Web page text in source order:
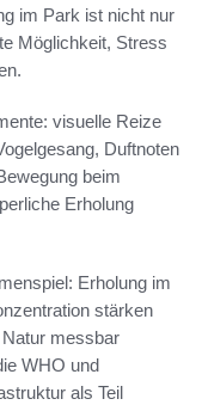
im Park ist nicht nur
Möglichkeit, Stress
visuelle Reize
Duftnoten
beim
Erholung
Erholung im
stärken
messbar
WHO und
als Teil